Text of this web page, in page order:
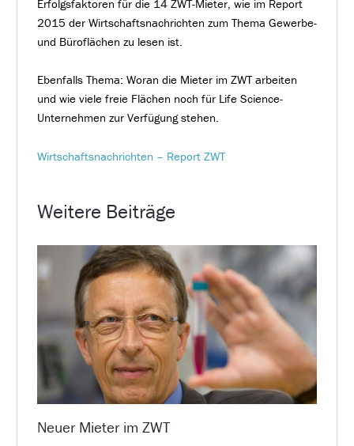
Erfolgsfaktoren für die 14 ZWT-Mieter, wie im Report
2015 der Wirtschaftsnachrichten zum Thema Gewerbe-
und Büroflächen zu lesen ist.
Ebenfalls Thema: Woran die Mieter im ZWT arbeiten
und wie viele freie Flächen noch für Life Science-
Unternehmen zur Verfügung stehen.
Wirtschaftsnachrichten – Report ZWT
Weitere Beiträge
Neuer Mieter im ZWT